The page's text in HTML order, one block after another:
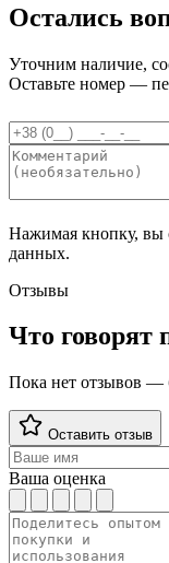
Остались
Уточним наличие,
Оставьте номер —
Нажимая кнопку, вы
данных.
Отзывы
Что говорят
Пока нет отзывов —
Оставить отзыв
Ваша оценка